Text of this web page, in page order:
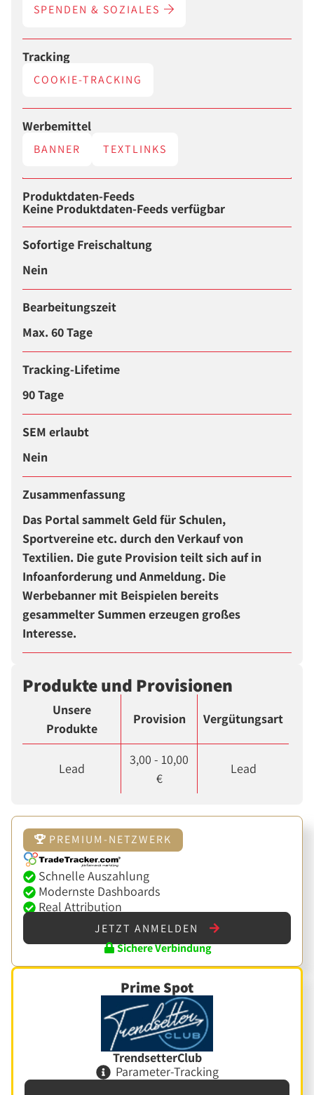
SPENDEN & SOZIALES
Tracking
COOKIE-TRACKING
Werbemittel
BANNER TEXTLINKS
Produktdaten-Feeds
Keine Produktdaten-Feeds verfügbar
Sofortige Freischaltung
Nein
Bearbeitungszeit
Max. 60 Tage
Tracking-Lifetime
90 Tage
SEM erlaubt
Nein
Zusammenfassung
Das Portal sammelt Geld für Schulen,
Sportvereine etc. durch den Verkauf von
Textilien. Die gute Provision teilt sich auf in
Infoanforderung und Anmeldung. Die
Werbebanner mit Beispielen bereits
gesammelter Summen erzeugen großes
Interesse.
Produkte und Provisionen
Unsere
Produkte
Provision Vergütungsart
Lead
3,00 - 10,00
€
Lead
PREMIUM-NETZWERK
Schnelle Auszahlung
Modernste Dashboards
Real Attribution
JETZT ANMELDEN
Sichere Verbindung
Prime Spot
TrendsetterClub
Parameter-Tracking